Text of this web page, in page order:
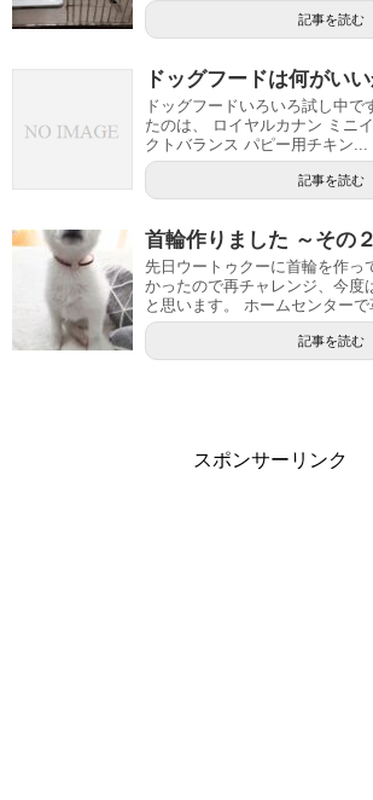
記事を読む
ドッグフードは何がい
ドッグフードいろいろ試し中で
たのは、 ロイヤルカナン ミニ
クトバランス パピー用チキン...
記事を読む
首輪作りました ～その２
先日ウートゥクーに首輪を作っ
かったので再チャレンジ、今度
と思います。 ホームセンターで
記事を読む
スポンサーリンク